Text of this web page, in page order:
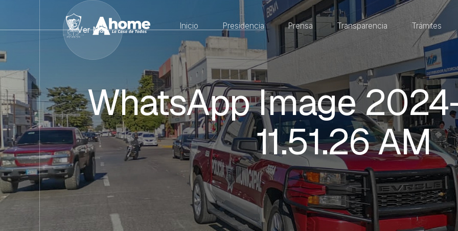
Inicio Presidencia Prensa Transparencia Trámites
WhatsApp Image
11.51.26 AM
Ver Más